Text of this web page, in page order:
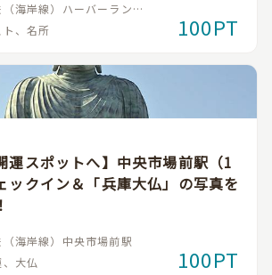
海岸線）ハーバーランド
、名所 100PT
運スポットへ】中央市場前駅（1
ックイン＆「兵庫大仏」の写真を
海岸線）中央市場前駅
大仏
100PT